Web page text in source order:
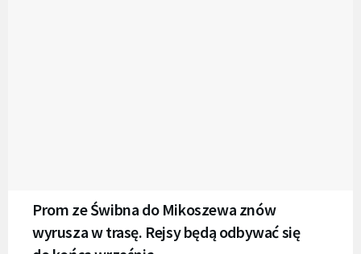
Prom ze Świbna do Mikoszewa znów
wyrusza w trasę. Rejsy będą odbywać się